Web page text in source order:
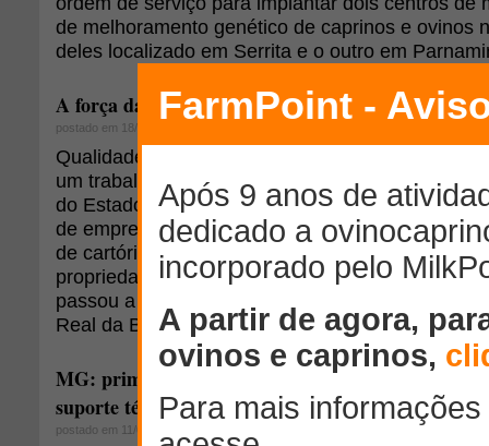
de melhoramento genético de caprinos e ovinos
deles localizado em Serrita e o outro em
A força da mulher na administração de negócios
postado em 18/03/2014
Qualidade de vida. Esse foi o motivo que levou
um trabalho burocrático em São Paulo, por um
do Estado. Na segunda reportagem especial
de empresas no campo, vamos conhecer a
de cartório, que há seis anos reuniu as
propriedade na cidade de Silveiras, no Vale do
passou a criar ovinos destinados a cortes e criou
Real da Bocaina".
MG: primeira empresa de laticínios de leite de
suporte técnico da Emater
postado em 11/03/2014